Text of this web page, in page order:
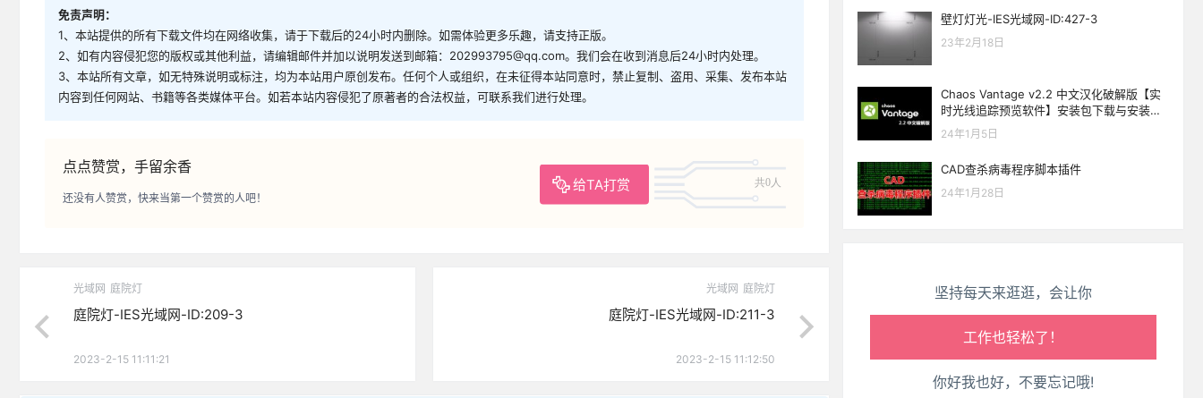
免责声明：
1、本站提供的所有下载文件均在网络收集，请于下载后的24小时内删除。如需体验更多乐趣，请支持正版。
2、如有内容侵犯您的版权或其他利益，请编辑邮件并加以说明发送到邮箱：202993795@qq.com。我们会在收到消息后24小时内处理。
3、本站所有文章，如无特殊说明或标注，均为本站用户原创发布。任何个人或组织，在未征得本站同意时，禁止复制、盗用、采集、发布本站
内容到任何网站、书籍等各类媒体平台。如若本站内容侵犯了原著者的合法权益，可联系我们进行处理。
点点赞赏，手留余香
给TA打赏 共0人
还没有人赞赏，快来当第一个赞赏的人吧！
光域网 庭院灯
庭院灯-IES光域网-ID:209-3
2023-2-15 11:11:21
光域网 庭院灯
庭院灯-IES光域网-ID:211-3
2023-2-15 11:12:50
壁灯灯光-IES光域网-ID:427-3
23年2月18日
Chaos Vantage v2.2 中文汉化破解版【实
时光线追踪预览软件】安装包下载与安装教
24年1月5日
CAD查杀病毒程序脚本插件
24年1月28日
坚持每天来逛逛，会让你
生活也美好了！
走路也有劲了！
腰也不酸了！
工作也轻松了！
你好我也好，不要忘记哦!